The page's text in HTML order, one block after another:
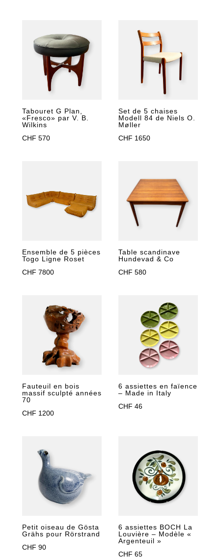
Tabouret G Plan,
«Fresco» par V. B.
Wilkins
CHF 570
Set de 5 chaises
Modell 84 de Niels O.
Møller
CHF 1650
Ensemble de 5 pièces
Togo Ligne Roset
CHF 7800
Table scandinave
Hundevad & Co
CHF 580
Fauteuil en bois
massif sculpté années
70
CHF 1200
6 assiettes en faïence
– Made in Italy
CHF 46
Petit oiseau de Gösta
Grähs pour Rörstrand
CHF 90
6 assiettes BOCH La
Louvière – Modèle «
Argenteuil »
CHF 65